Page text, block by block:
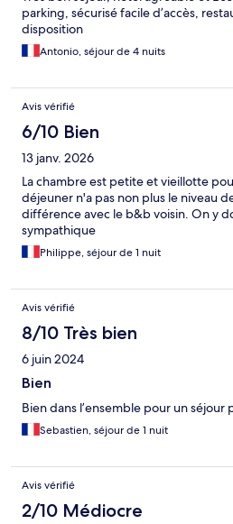
parking, sécurisé facile d’accès,
disposition
Antonio, séjour de 4 nuits
Avis vérifié
6/10 Bien
13 janv. 2026
La chambre est petite et vieillotte
déjeuner n'a pas non plus le niveau
différence avec le b&b voisin. On y
sympathique
Philippe, séjour de 1 nuit
Avis vérifié
8/10 Très bien
6 juin 2024
Bien
Bien dans l’ensemble pour un séjour
Sebastien, séjour de 1 nuit
Avis vérifié
2/10 Médiocre